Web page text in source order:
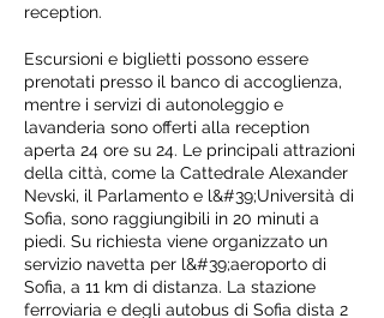
reception.
Escursioni e biglietti possono essere
prenotati presso il banco di accoglienza,
mentre i servizi di autonoleggio e
lavanderia sono offerti alla reception
aperta 24 ore su 24. Le principali attrazioni
della città, come la Cattedrale Alexander
Nevski, il Parlamento e l&#39;Università di
Sofia, sono raggiungibili in 20 minuti a
piedi. Su richiesta viene organizzato un
servizio navetta per l&#39;aeroporto di
Sofia, a 11 km di distanza. La stazione
ferroviaria e degli autobus di Sofia dista 2